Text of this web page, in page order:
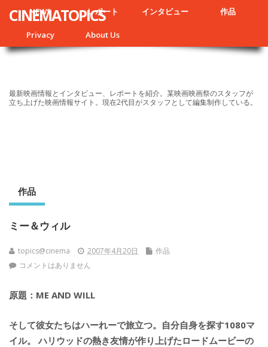
NEWS レポート インタビュー 作品
Privacy About Us
CINEMATOPICS
最新映画情報とインタビュー、レポートを紹介。某映画映画祭のスタッフが
立ち上げた映画情報サイト。現在2代目がスタッフとして編集制作している。
作品
ミー＆ウィル
topics@cinema 2007年4月20日
作品
コメントはありません
原題：ME AND WILL
そして彼女たちはハーれーで旅立つ。自分自身を探す1080マ
イル。 ハリウッドの熱き友情が作り上げたロードムービーの